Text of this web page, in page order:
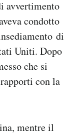
avvertimento
condotto
di
Uniti. Dopo
che si
con la
mentre il